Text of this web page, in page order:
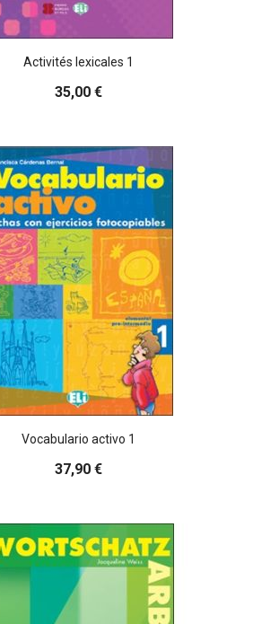
Activités lexicales 1
35,00 €
Vocabulario activo 1
37,90 €